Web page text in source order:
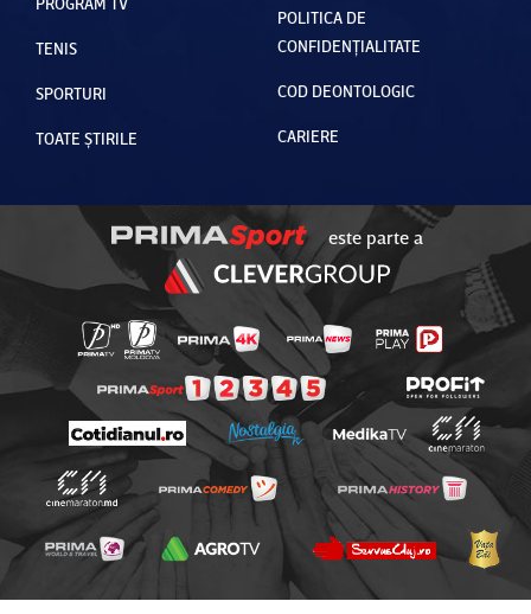
TENIS
SPORTURI
TOATE ȘTIRILE
POLITICA DE
CONFIDENȚIALITATE
COD DEONTOLOGIC
CARIERE
este parte a